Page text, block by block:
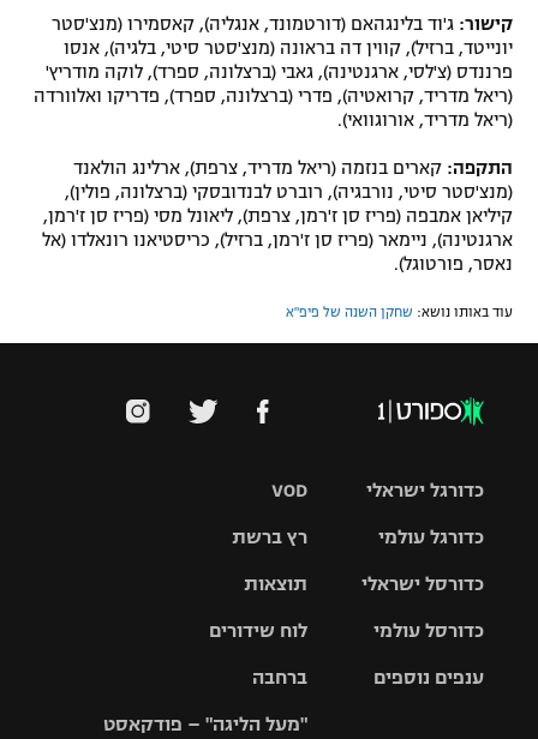
קישור: ג'וד בלינגהאם (דורטמונד, אנגליה), קאסמירו (מנצ'סטר
יונייטד, ברזיל), קווין דה בראונה (מנצ'סטר סיטי, בלגיה), אנסו
פרננדס (צ'לסי, ארגנטינה), גאבי (ברצלונה, ספרד), לוקה מודריץ'
(ריאל מדריד, קרואטיה), פדרי (ברצלונה, ספרד), פדריקו ואלוורדה
(ריאל מדריד, אורוגוואי).
התקפה: קארים בנזמה (ריאל מדריד, צרפת), ארלינג הולאנד
(מנצ'סטר סיטי, נורבגיה), רוברט לבנדובסקי (ברצלונה, פולין),
קיליאן אמבפה (פריז סן ז'רמן, צרפת), ליאונל מסי (פריז סן ז'רמן,
ארגנטינה), ניימאר (פריז סן ז'רמן, ברזיל), כריסטיאנו רונאלדו (אל
נאסר, פורטוגל).
עוד באותו נושא: שחקן השנה של פיפ"א
VOD
רץ ברשת
תוצאות
לוח שידורים
ברחבה
"מעל הליגה" – פודקאסט
כדורגל ישראלי
גביע הטוטו
כדורגל עולמי
האלופות
ליגה
כדורסל ישראלי
סל
כדורסל עולמי
ענפים נוספים